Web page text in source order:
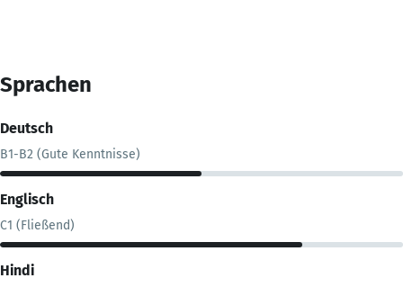
Sprachen
Deutsch
B1-B2 (Gute Kenntnisse)
Englisch
C1 (Fließend)
Hindi